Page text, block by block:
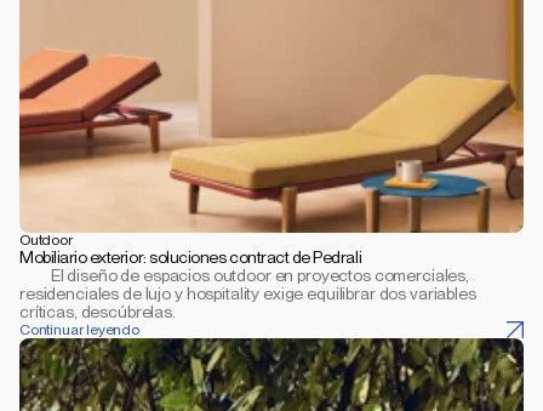
Outdoor
Mobiliario exterior: soluciones contract de Pedrali
residenciales de lujo y hospitality exige equilibrar dos variables
críticas, descúbrelas.
Continuar leyendo